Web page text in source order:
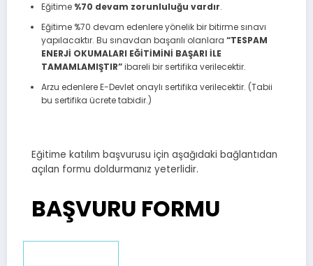
Eğitime%70 devam zorunluluğu vardır.
Eğitime %70 devam edenlere yönelik bir bitirme sınavı
yapılacaktır. Bu sınavdan başarılı olanlara “TESPAM
ENERJİ OKUMALARI EĞİTİMİNİ BAŞARI İLE
TAMAMLAMIŞTIR”ibareli bir sertifika verilecektir.
Arzu edenlere E-Devlet onaylı sertifika verilecektir. (Tabii
bu sertifika ücrete tabidir.)
Eğitime katılım başvurusu için aşağıdaki bağlantıdan
açılan formu doldurmanız yeterlidir.
BAŞVURU FORMU